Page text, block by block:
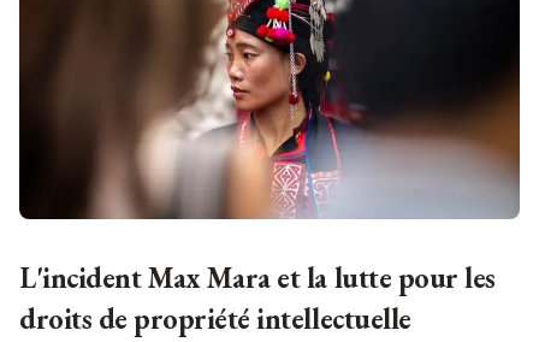
L'incident Max Mara et la lutte pour les
droits de propriété intellectuelle